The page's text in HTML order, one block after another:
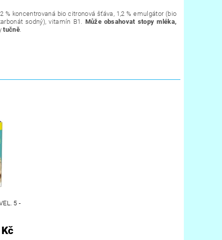
% koncentrovaná bio citronová šťáva, 1,2 % emulgátor (bio
sodný), vitamín B1. Může obsahovat stopy mléka,
tučně.
5 -